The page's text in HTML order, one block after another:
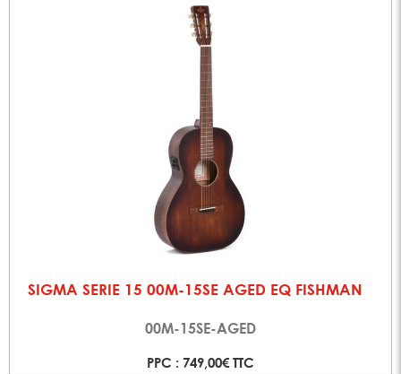
SIGMA SERIE 15 00M-15SE AGED EQ FISHMAN
00M-15SE-AGED
PPC : 749,00€ TTC